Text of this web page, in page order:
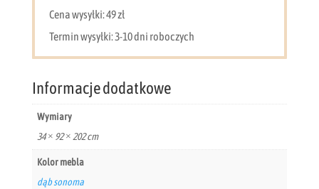
Cena wysyłki: 49 zł
Termin wysyłki: 3-10 dni roboczych
Informacje dodatkowe
Wymiary
34 × 92 × 202 cm
Kolor mebla
dąb sonoma